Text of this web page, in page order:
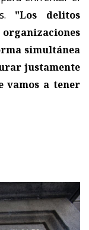
"Los delitos
simultánea
justamente
vamos a tener